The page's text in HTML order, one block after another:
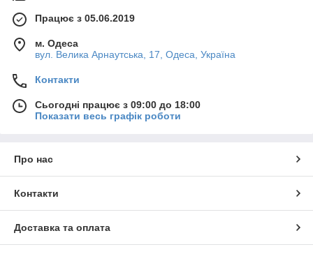
Працює з 05.06.2019
м. Одеса
вул. Велика Арнаутська, 17, Одеса, Україна
Контакти
Сьогодні працює з 09:00 до 18:00
Показати весь графік роботи
Про нас
Контакти
Доставка та оплата